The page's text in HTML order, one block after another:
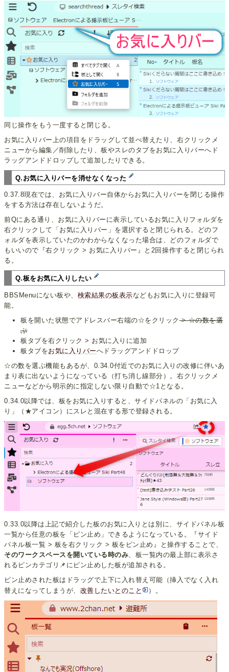
同じ操作をもう一度すると閉じる。
お気に入りバー上の項目をドラッグして並べ替えたり、右クリックメ
ニューから編集／削除したり、板やスレのタブをお気に入りバーへド
ラッグアンドドロップして追加したりできる。
Q.お気に入りバーを消せなくなった
0.37.8現在では、お気に入りバー自体からお気に入りバーを閉じる操作
をする方法は存在しないようだ。
前Qにある通り、お気に入りバーに表示しているお気に入りフォルダを
右クリックして「お気に入りバー」を選択すると閉じられる。どのフ
ォルダを表示していたのかわからなくなった場合は、どのフォルダで
もいいので『右クリック > お気に入りバー』と2回操作すると閉じられ
る。
Q.板をお気に入りしたい
BBSMenuにない板や、 検索結果の板表示などもお気に入りに登録可
能。
板を開いた状態でアドレスバー右端の☆をクリック > ☆の数を選
ぶ
板タブを右クリック > お気に入りに追加
板タブをお気に入りバーへドラッグアンドドロップ
☆の数を選ぶ機能もあるが、0.34.0付近でのお気に入りの改修に伴いあ
まり表に出ないようになっている（打ち消し線部分）。右クリックメ
ニューなどから明示的に指定しない限り自動で☆1となる。
0.34.0以降では、板をお気に入りすると、サイドパネルの「お気に入
り」（★アイコン）にスレと混在する形で登録される。
0.33.0以降は上記で紹介した板のお気に入りとは別に、サイドパネル板
一覧から任意の板を「ピン止め」できるようになっている。『サイド
パネル板一覧 > 板を右クリック > 板をピン止め』と操作することで、
そのワークスペースを開いている時のみ 、板一覧内の最上部に表示さ
れるピンカテゴリ📌にピン止めした板が追加される。
ピン止めされた板はドラッグで上下に入れ替え可能（挿入でなく入れ
替えになってしまうが、 改善したいとのこと ）。